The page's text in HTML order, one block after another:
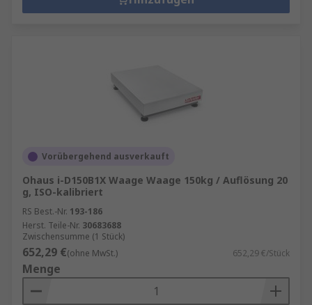
Vorübergehend ausverkauft
Ohaus i-D150B1X Waage Waage 150kg / Auflösung 20
g, ISO-kalibriert
RS Best.-Nr. 193-186
Herst. Teile-Nr. 30683688
Zwischensumme (1 Stück)
652,29 €(ohne MwSt.) 652,29 €/Stück
Menge